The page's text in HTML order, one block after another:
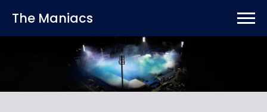
The Maniacs